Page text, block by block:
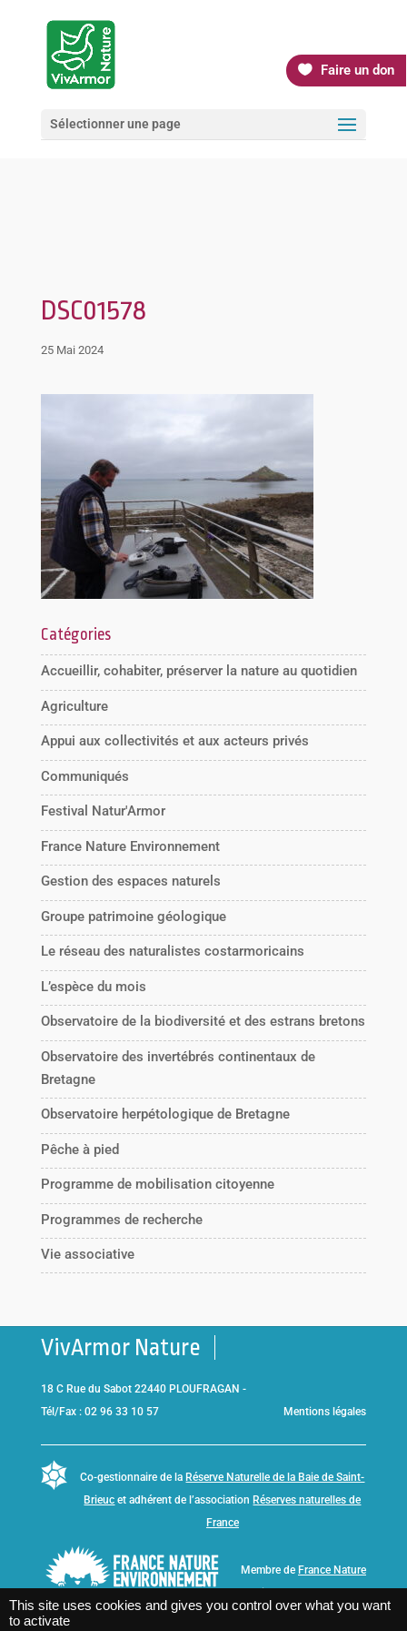
Faire un don
Sélectionner une page
DSC01578
25 Mai 2024
Catégories
Accueillir, cohabiter, préserver la nature au quotidien
Agriculture
Appui aux collectivités et aux acteurs privés
Communiqués
Festival Natur'Armor
France Nature Environnement
Gestion des espaces naturels
Groupe patrimoine géologique
Le réseau des naturalistes costarmoricains
L’espèce du mois
Observatoire de la biodiversité et des estrans bretons
Observatoire des invertébrés continentaux de
Bretagne
Observatoire herpétologique de Bretagne
Pêche à pied
Programme de mobilisation citoyenne
Programmes de recherche
Vie associative
VivArmor Nature
18 C Rue du Sabot 22440 PLOUFRAGAN -
Tél/Fax : 02 96 33 10 57
Mentions légales
Co-gestionnaire de la Réserve Naturelle de la Baie de Saint-
Brieuc et adhérent de l’association Réserves naturelles de
France
Membre de France Nature
This site uses cookies and gives you control over what you want
to activate